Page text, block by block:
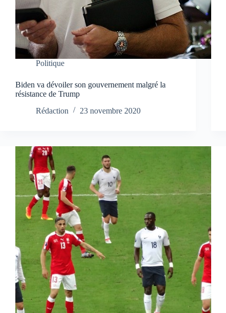
Politique
Biden va dévoiler son gouvernement malgré la
résistance de Trump
Rédaction
23 novembre 2020